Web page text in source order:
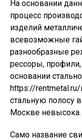
На основании
процесс
изделий
всевозможные
разнообразные
рессоры, профили,
основании
https://
стальную полосу
Москве невысока.
Само название